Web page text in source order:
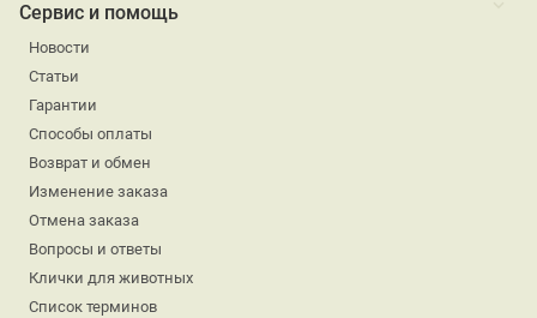
Сервис и помощь
Новости
Статьи
Гарантии
Способы оплаты
Возврат и обмен
Изменение заказа
Отмена заказа
Вопросы и ответы
Клички для животных
Список терминов